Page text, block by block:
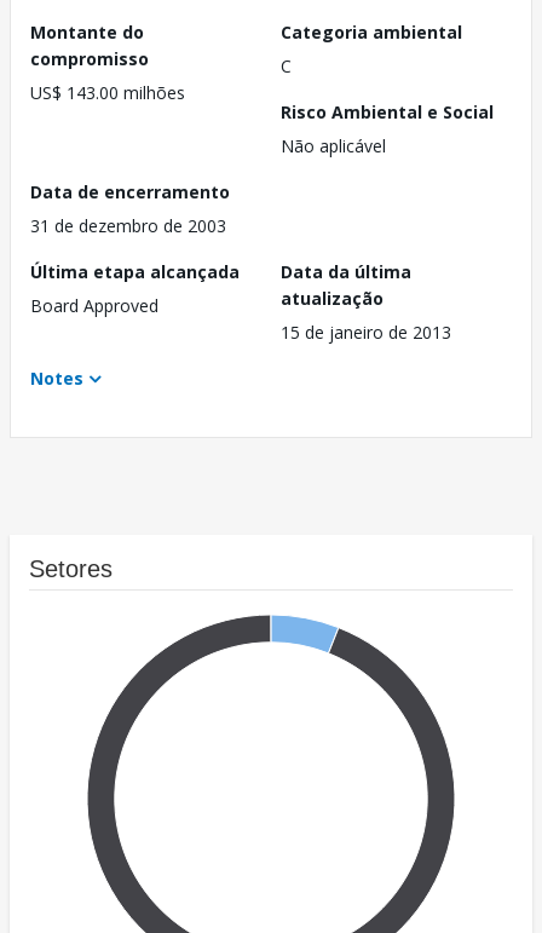
Montante do
compromisso
US$ 143.00 milhões
Categoria ambiental
C
Risco Ambiental e Social
Não aplicável
Data de encerramento
31 de dezembro de 2003
Última etapa alcançada
Board Approved
Data da última
atualização
15 de janeiro de 2013
Notes
Setores